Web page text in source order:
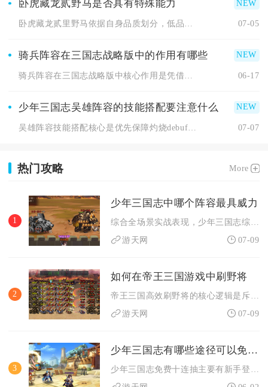
卧虎藏龙贰野马是否具有特殊能力
卧虎藏龙贰里野马依据自身品质划分，低品质野马不存在专属特殊能... 07-05
骑兵阵容在三国志战略版中的作用有哪些
骑兵阵容在三国志战略版中核心作用是凭借高机动与爆发先手控场、... 06-17
少年三国志吴雄阵容的技能搭配要注意什么
07-07
热门攻略 More
1
少年三国志中哪个阵容最具威力
游天网
07-09
2
如何在帝王三国游戏中刷野将
游天网
07-09
3
少年三国志有哪些途径可以免费十连抽